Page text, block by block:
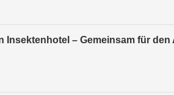
Insektenhotel – Gemeinsam für